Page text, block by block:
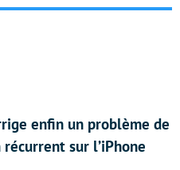
enfin un problème de
sur l’iPhone